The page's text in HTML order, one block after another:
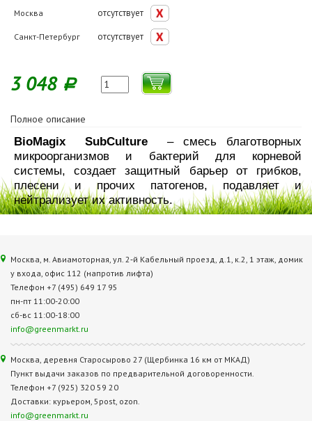
Москва отсутствует
Санкт-Петербург отсутствует
3 048 Р
Полное описание
BioMagix SubCulture
– смесь благотворных
микроорганизмов и бактерий для корневой
системы, создает защитный барьер от грибков,
плесени и прочих патогенов, подавляет и
нейтрализует их активность.
Москва, м. Авиамоторная, ул. 2‑й Кабельный проезд, д.1, к.2, 1 этаж, домик
у входа, офис 112 (напротив лифта)
Телефон +7 (495) 649 17 95
пн-пт 11:00-20:00
сб-вс 11:00-18:00
info@greenmarkt.ru
Москва, деревня Старосырово 27 (Щербинка 16 км от МКАД)
Пункт выдачи заказов по предварительной договоренности.
Телефон +7 (925) 320 59 20
Доставки: курьером, 5post, ozon.
info@greenmarkt.ru